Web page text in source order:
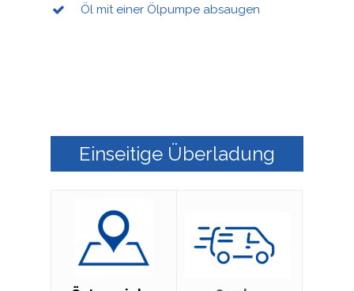
Öl mit einer Ölpumpe absaugen
Einseitige Überladung